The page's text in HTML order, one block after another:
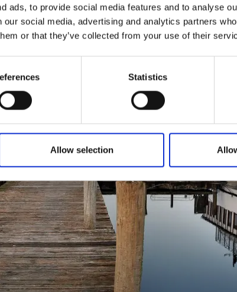
ads, to provide social media features and to analyse
social media, advertising and analytics partners
or that they’ve collected from your use of their
Statistics
Allow selection